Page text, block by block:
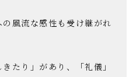
風流な感性も受け継がれ
たり」があり、「礼儀」